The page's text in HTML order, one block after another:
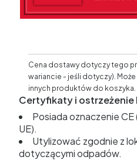
Cena dostawy dotyczy tego
wariancie - jeśli dotyczy).
innych produktów do koszyka.
Certyfikaty i
Posiada oznaczenie
UE).
Utylizować zgodnie z
dotyczącymi odpadów.